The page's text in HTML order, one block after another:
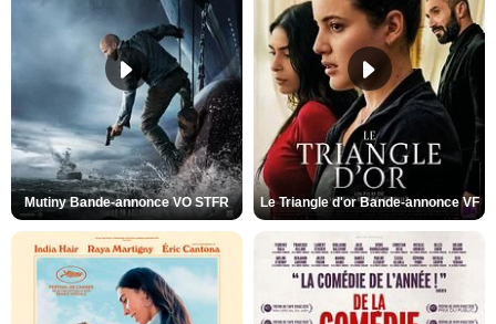
Mutiny Bande-annonce VO STFR Le Triangle d'or Bande-annonce VF